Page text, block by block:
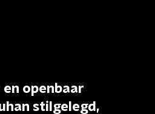
openbaar
stilgelegd,